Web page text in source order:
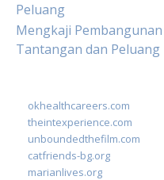
Peluang
Mengkaji
Tantangan dan Peluang
okhealthcareers.com
theintexperience.com
unboundedthefilm.com
catfriends-bg.org
marianlives.org